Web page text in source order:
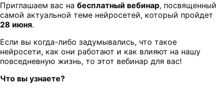
Приглашаем вас на бесплатный вебинар, посвященный
самой актуальной теме нейросетей, который пройдет
28 июня.
Если вы когда-либо задумывались, что такое
нейросети, как они работают и как влияют на нашу
повседневную жизнь, то этот вебинар для вас!
Что вы узнаете?